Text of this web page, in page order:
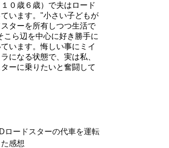
０歳６歳）で夫はロード
います。"小さい子どもが
ターを所有しつつ生活で
こら辺を中心に好き勝手に
います。悔しい事にミイ
になる状態で、実は私、
ーに乗りたいと奮闘して
ロードスターの代車を運転
た感想